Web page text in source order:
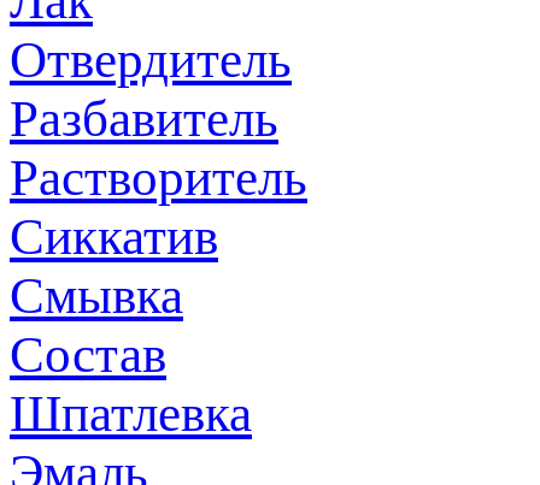
Отвердитель
Разбавитель
Растворитель
Сиккатив
Смывка
Состав
Шпатлевка
Эмаль